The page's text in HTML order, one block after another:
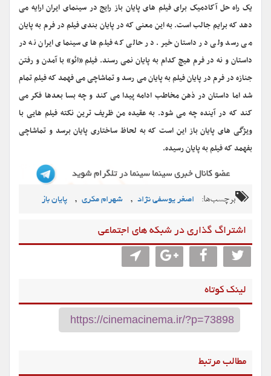
یک راه حل آکادمیک برای فیلم های پایان باز رایج در سینمای ایران ارایه می
دهد که برایم جالب است. به این معنی که در پایان بندی فیلم در فرم به پایان
می رسد ولی در داستان خیر. در حالی که فیلم های سینمای ایران نه در
داستان و نه در فرم هیچ کدام به پایان نمی رسند. فیلم «ائو» با آمدن و رفتن
جنازه در فرم در پایان فیلم به پایان می رسد و تماشاچی می فهمد که فیلم تمام
شد اما داستان در ذهن مخاطب ادامه پیدا می کند و چه بسا بعدها فکر می
کند که در آینده چه می شود. به عقیده من ظریف ترین نکته فیلم هایی با
ویژگی های پایان باز این است که به لحاظ ساختاری پایان برسد و تماشاچی
بفهمد که فیلم به پایان رسیده.
برچسب‌ها: اصغر یوسفی نژاد , شهرام مکری , پایان باز
اشتراگ گذاری در شبکه های اجتماعی
لینک کوتاه
مطالب مرتبط